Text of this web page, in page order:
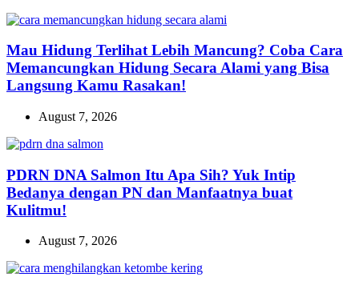
Mau Hidung Terlihat Lebih Mancung? Coba Cara
Memancungkan Hidung Secara Alami yang Bisa
Langsung Kamu Rasakan!
August 7, 2026
PDRN DNA Salmon Itu Apa Sih? Yuk Intip
Bedanya dengan PN dan Manfaatnya buat
Kulitmu!
August 7, 2026